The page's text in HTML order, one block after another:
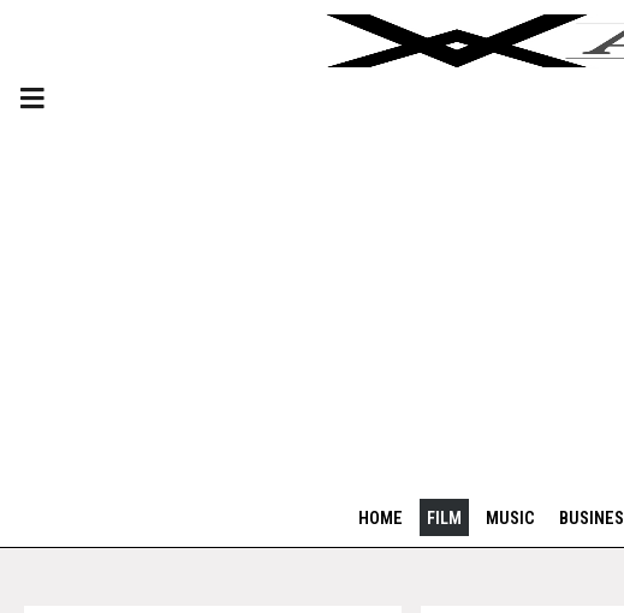
HOME FILM MUSIC